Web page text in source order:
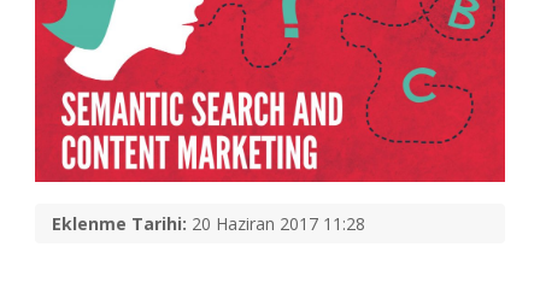
Eklenme Tarihi: 20 Haziran 2017 11:28